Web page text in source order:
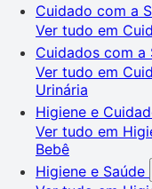
Cuidado com a
Ver tudo em
Cuidados com a
Ver tudo em
Urinária
Higiene e
Ver tudo em
Bebê
Higiene e Saúde